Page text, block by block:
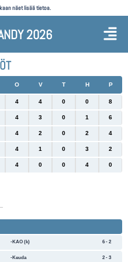
näet lisää tietoa.
2026
O V T H P
4 4 0 0 8
4 3 0 1 6
4 2 0 2 4
4 1 0 3 2
4 0 0 4 0
KAO (k) 6 - 2
Keuda 2 - 3